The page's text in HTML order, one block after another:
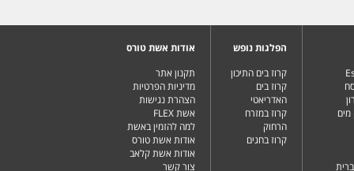
הפלגות נופש
קרוז בים התיכון
קרוז בים
האדריאטי
קרוז במזרח
הרחוק
קרוז בחגים
אודות אשת טורס
תקנון אתר
מדיניות הפרטיות
הצהרת נגישות
אשת FLEX
למה להזמין באשת
אודות אשת טורס
אודות אשת קלאב
צור קשר